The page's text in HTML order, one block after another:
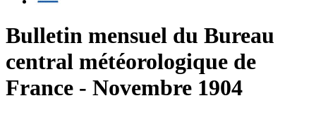
Bulletin mensuel du Bureau
central météorologique de
France - Novembre 1904